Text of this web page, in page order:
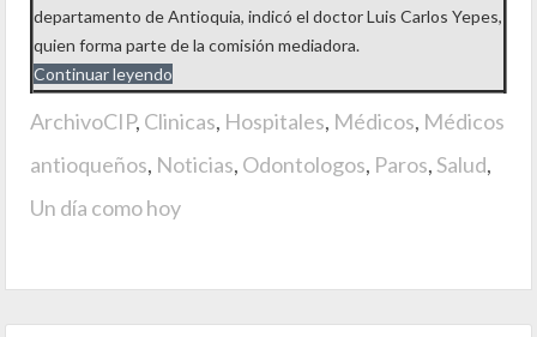
departamento de Antioquia, indicó el doctor Luis Carlos Yepes,
quien forma parte de la comisión mediadora.
Continuar leyendo
ArchivoCIP, Clinicas, Hospitales, Médicos, Médicos
antioqueños, Noticias, Odontologos, Paros,Salud,
Un día como hoy